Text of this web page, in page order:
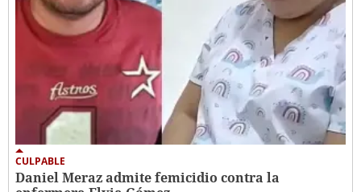
CULPABLE
Daniel Meraz admite femicidio contra la